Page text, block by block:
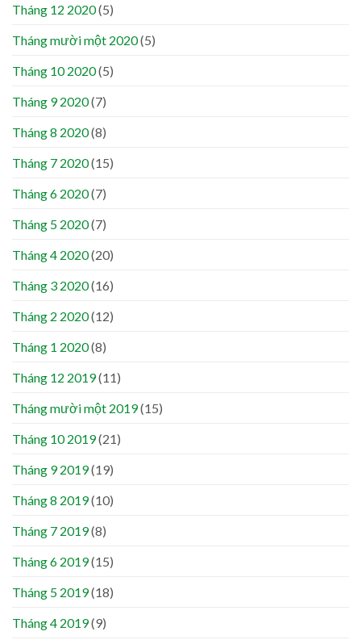
Tháng 12 2020(5)
Tháng mười một 2020(5)
Tháng 10 2020(5)
Tháng 9 2020(7)
Tháng 8 2020(8)
Tháng 7 2020(15)
Tháng 6 2020(7)
Tháng 5 2020(7)
Tháng 4 2020(20)
Tháng 3 2020(16)
Tháng 2 2020(12)
Tháng 1 2020(8)
Tháng 12 2019(11)
Tháng mười một 2019(15)
Tháng 10 2019(21)
Tháng 9 2019(19)
Tháng 8 2019(10)
Tháng 7 2019(8)
Tháng 6 2019(15)
Tháng 5 2019(18)
Tháng 4 2019(9)